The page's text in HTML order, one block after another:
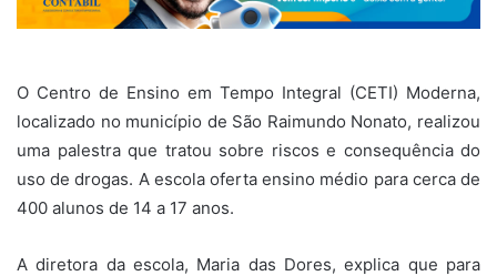
O Centro de Ensino em Tempo Integral (CETI) Moderna,
localizado no município de São Raimundo Nonato, realizou
uma palestra que tratou sobre riscos e consequência do
uso de drogas. A escola oferta ensino médio para cerca de
400 alunos de 14 a 17 anos.
A diretora da escola, Maria das Dores, explica que para